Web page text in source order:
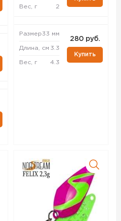
Вес, г 2
Размер33 мм
Длина, см 3.3
Вес, г 4.3
280 руб.
Купить